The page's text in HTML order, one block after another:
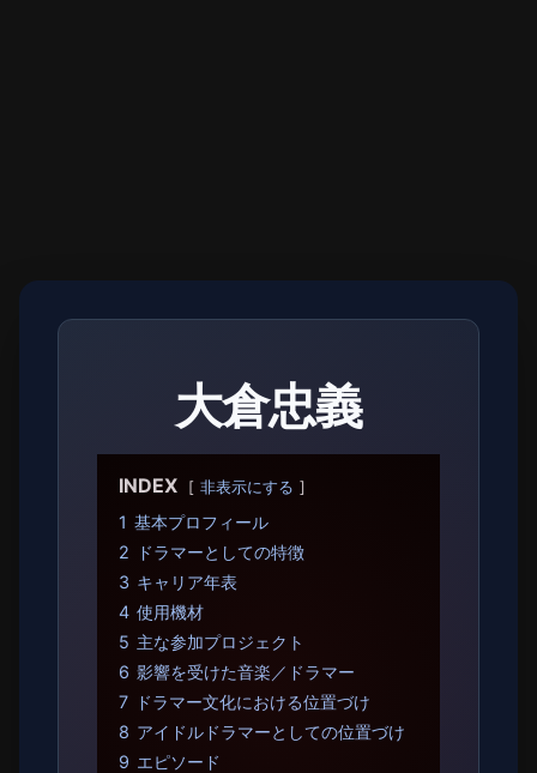
大倉忠義
INDEX 非表示にする
1 基本プロフィール
2
ドラマーとしての特徴
3 キャリア年表
4 使用機材
5 主な参加プロジェクト
6 影響を受けた音楽／ドラマー
7
ドラマー文化における位置づけ
8 アイドルドラマーとしての位置づけ
9 エピソード